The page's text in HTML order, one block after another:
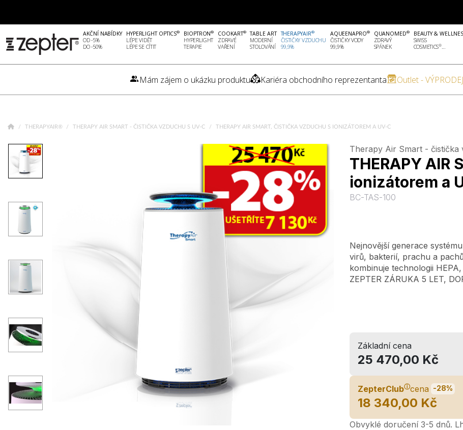
AKČNÍ NABÍDKY
OD -5%
DO -50%
HYPERLIGHT OPTICS®
LÉPE VIDĚT
LÉPE SE CÍTIT
BIOPTRON®
HYPERLIGHT
TERAPIE
COOKART®
ZDRAVÉ
VAŘENÍ
TABLE ART
MODERNÍ
STOLOVÁNÍ
THERAPYAIR®
ČISTIČKY VZDUCHU
99,9%
AQUEENAPRO®
ČISTIČKY VODY
99,9%
QUANOMED®
ZDRAVÝ
SPÁNEK
BEAUTY &
SWISS
COSMETICS®...
Mám zájem o ukázku produktu Kariéra obchodního reprezentanta Outlet -
THERAPYAIR® THERAPY AIR SMART - ČISTIČKA VZDUCHU S UV-C THERAPY AIR SMART, ČISTIČKA VZDUCHU S IONIZÁTOREM A UV-C
Therapy Air Smart - čistička
THERAPY AIR
ionizátorem a
BC-TAS-100
Nejnovější generace
virů, bakterií, prachu a
kombinuje technologii
ZEPTER ZÁRUKA 5 LET,
Základní cena
25 470,00 Kč
ZepterClubⓘcena -28%
18 340,00 Kč
Obvyklé doručení 3-5 dnů.